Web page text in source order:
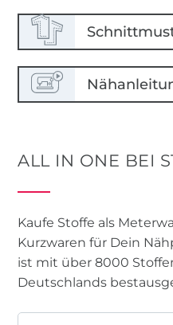
ALL IN ONE BEI
Kaufe Stoffe als
Kurzwaren für Dein
ist mit über 8000
Deutschlands